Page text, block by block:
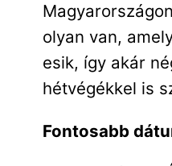
olyan van,
esik, így akár
hétvégékkel is
Fontosabb